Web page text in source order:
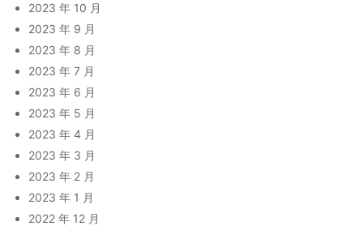
2023 年 10 月
2023 年 9 月
2023 年 8 月
2023 年 7 月
2023 年 6 月
2023 年 5 月
2023 年 4 月
2023 年 3 月
2023 年 2 月
2023 年 1 月
2022 年 12 月